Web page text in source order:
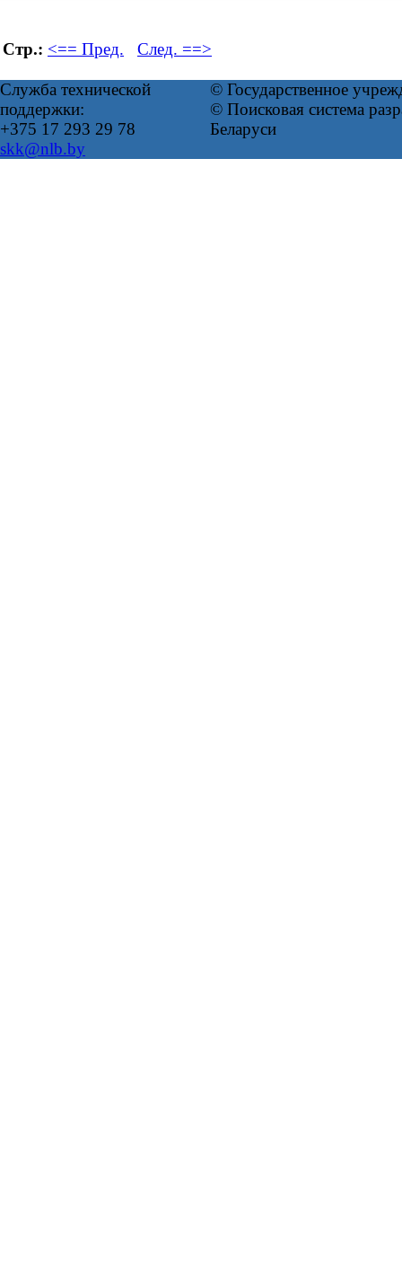
Стр.: <== Пред. След. ==>
Служба технической
поддержки:
+375 17 293 29 78
skk@nlb.by
© Государственное
© Поисковая система
Беларуси